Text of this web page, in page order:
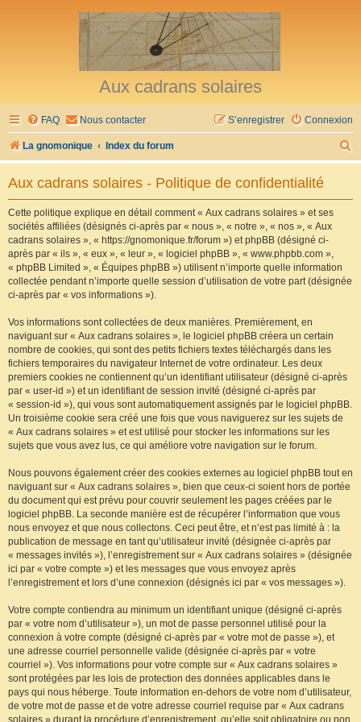
Aux cadrans solaires
FAQ Nous contacter Connexion
S’enregistrer
La gnomonique Index du forum
e
Aux cadrans solaires - Politique de confidentialité
Cette politique explique en détail comment « Aux cadrans solaires » et ses
sociétés affiliées (désignés ci-après par « nous », « notre », « nos », « Aux
cadrans solaires », « https://gnomonique.fr/forum ») et phpBB (désigné ci-
après par « ils », « eux », « leur », « logiciel phpBB », « www.phpbb.com »,
« phpBB Limited », « Équipes phpBB ») utilisent n’importe quelle information
collectée pendant n’importe quelle session d’utilisation de votre part (désignée
ci-après par « vos informations »).
Vos informations sont collectées de deux manières. Premièrement, en
naviguant sur « Aux cadrans solaires », le logiciel phpBB créera un certain
nombre de cookies, qui sont des petits fichiers textes téléchargés dans les
fichiers temporaires du navigateur Internet de votre ordinateur. Les deux
premiers cookies ne contiennent qu’un identifiant utilisateur (désigné ci-après
par « user-id ») et un identifiant de session invité (désigné ci-après par
« session-id »), qui vous sont automatiquement assignés par le logiciel phpBB.
Un troisième cookie sera créé une fois que vous naviguerez sur les sujets de
« Aux cadrans solaires » et est utilisé pour stocker les informations sur les
sujets que vous avez lus, ce qui améliore votre navigation sur le forum.
Nous pouvons également créer des cookies externes au logiciel phpBB tout en
naviguant sur « Aux cadrans solaires », bien que ceux-ci soient hors de portée
du document qui est prévu pour couvrir seulement les pages créées par le
logiciel phpBB. La seconde manière est de récupérer l’information que vous
nous envoyez et que nous collectons. Ceci peut être, et n’est pas limité à : la
publication de message en tant qu’utilisateur invité (désignée ci-après par
« messages invités »), l’enregistrement sur « Aux cadrans solaires » (désignée
ici par « votre compte ») et les messages que vous envoyez après
l’enregistrement et lors d’une connexion (désignés ici par « vos messages »).
Votre compte contiendra au minimum un identifiant unique (désigné ci-après
par « votre nom d’utilisateur »), un mot de passe personnel utilisé pour la
connexion à votre compte (désigné ci-après par « votre mot de passe »), et
une adresse courriel personnelle valide (désignée ci-après par « votre
courriel »). Vos informations pour votre compte sur « Aux cadrans solaires »
sont protégées par les lois de protection des données applicables dans le
pays qui nous héberge. Toute information en-dehors de votre nom d’utilisateur,
de votre mot de passe et de votre adresse courriel requise par « Aux cadrans